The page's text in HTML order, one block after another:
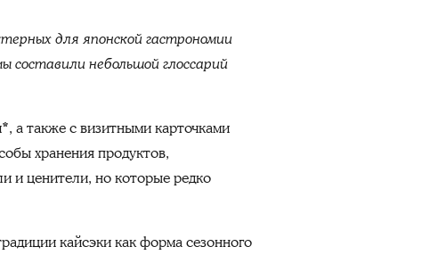
для японской гастрономии
небольшой глоссарий
а также с визитными карточками
хранения продуктов,
и ценители, но которые редко
кайсэки как форма сезонного